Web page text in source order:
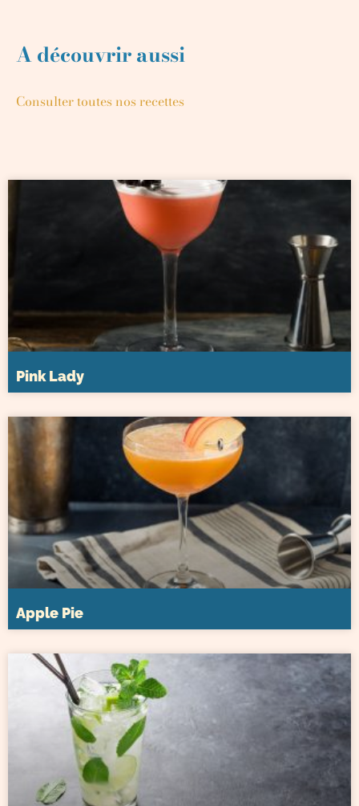
A découvrir aussi
Consulter toutes nos recettes
Pink Lady
Apple Pie